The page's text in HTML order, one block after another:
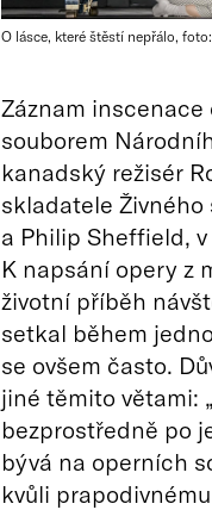
O lásce, které štěstí nepřálo,
Záznam
souborem
kanadský režisér
skladatele
a Philip Sheffield,
K napsání opery z
životní příběh
setkal během
se ovšem často.
jiné těmito větami:
bezprostředně po
bývá na operních
kvůli